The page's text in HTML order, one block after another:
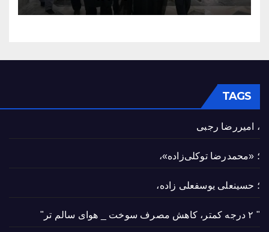
TAGS
، امیررضا رجبی
؛ «محمدرضا توکلی‌زاده»،
؛ حسینعلی یوسفعلی زاده،
" ۲ درجه کمتر، کاهش مصرف سوخت _ هوای سالم تر"